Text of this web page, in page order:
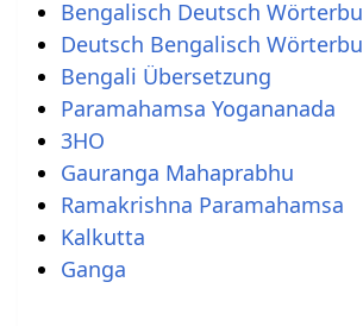
Bengalisch Deutsch
Deutsch Bengalisch
Bengali Übersetzung
Paramahamsa Yogananada
3HO
Gauranga Mahaprabhu
Ramakrishna Paramahamsa
Kalkutta
Ganga